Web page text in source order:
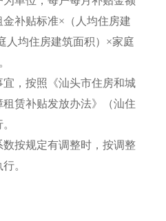
补贴标准×（人均住房建
人均住房建筑面积）×家庭
，按照《汕头市住房和城
赁补贴发放办法》（汕住
按规定有调整时，按调整
。